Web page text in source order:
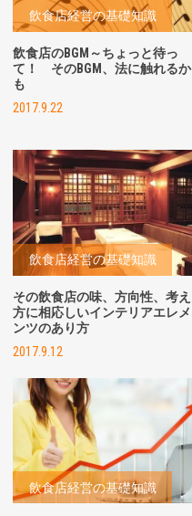
飲食店経営の基礎知識
飲食店のBGM～ちょっと待っ
て！ そのBGM、法に触れるか
も
2017.9.22
飲食店経営の基礎知識
その飲食店の味、方向性、考え
方に相応しいインテリアエレメ
ンツのあり方
2017.9.12
飲食店経営の基礎知識